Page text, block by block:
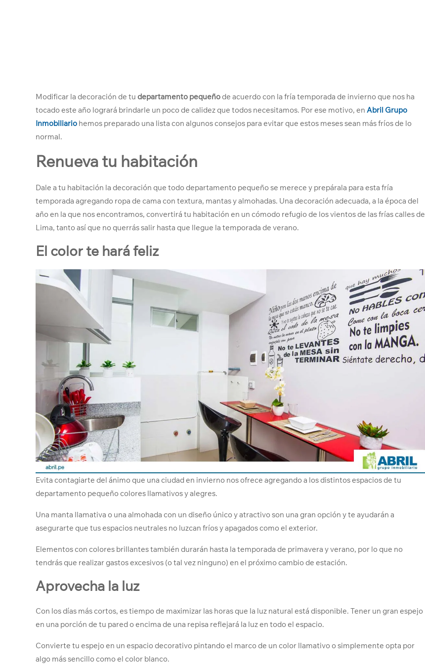
Modificar la decoración de tu departamento pequeño de acuerdo con la fría temporada de invierno que nos ha
tocado este año logrará brindarle un poco de calidez que todos necesitamos. Por ese motivo, en Abril Grupo
Inmobiliario hemos preparado una lista con algunos consejos para evitar que estos meses sean más fríos de lo
normal.
Renueva tu habitación
Dale a tu habitación la decoración que todo departamento pequeño se merece y prepárala para esta fría
temporada agregando ropa de cama con textura, mantas y almohadas. Una decoración adecuada, a la época del
año en la que nos encontramos, convertirá tu habitación en un cómodo refugio de los vientos de las frías calles de
Lima, tanto así que no querrás salir hasta que llegue la temporada de verano.
El color te hará feliz
Evita contagiarte del ánimo que una ciudad en invierno nos ofrece agregando a los distintos espacios de tu
departamento pequeño colores llamativos y alegres.
Una manta llamativa o una almohada con un diseño único y atractivo son una gran opción y te ayudarán a
asegurarte que tus espacios neutrales no luzcan fríos y apagados como el exterior.
Elementos con colores brillantes también durarán hasta la temporada de primavera y verano, por lo que no
tendrás que realizar gastos excesivos (o tal vez ninguno) en el próximo cambio de estación.
Aprovecha la luz
Con los días más cortos, es tiempo de maximizar las horas que la luz natural está disponible. Tener un gran espejo
en una porción de tu pared o encima de una repisa reflejará la luz en todo el espacio.
Convierte tu espejo en un espacio decorativo pintando el marco de un color llamativo o simplemente opta por
algo más sencillo como el color blanco.